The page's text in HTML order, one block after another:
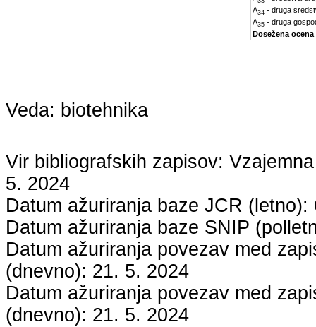
A34 - druga
A35- druga
Dosežena ocena
Veda: biotehnika
Vir bibliografskih zapisov:
5. 2024
Datum ažuriranja baze JCR (letno):
Datum ažuriranja baze SNIP
Datum ažuriranja povezav med
(dnevno): 21. 5. 2024
Datum ažuriranja povezav med
(dnevno): 21. 5. 2024